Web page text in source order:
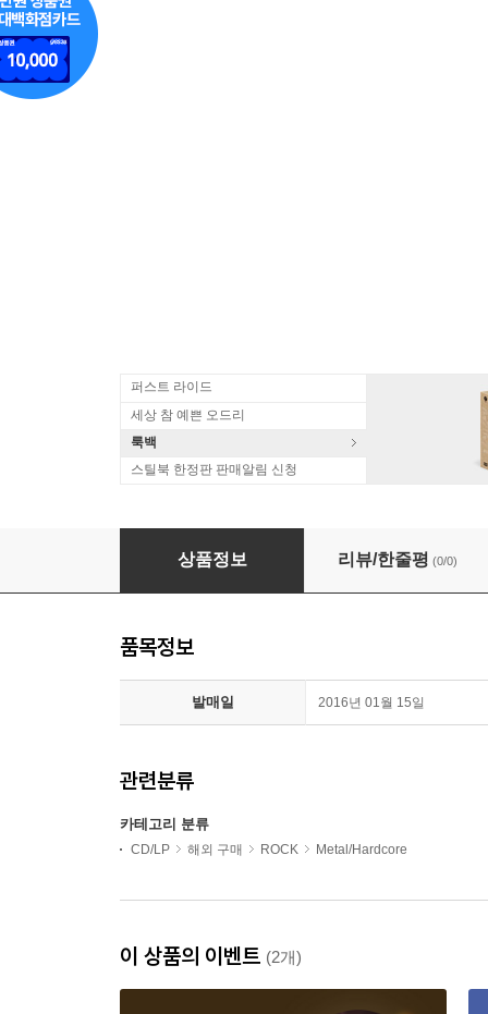
퍼스트 라이드
세상 참 예쁜 오드리
룩백
스틸북 한정판 판매알림 신청
Bon Jovi - Very Best Of Bon Jovi -
상품정보 리뷰/한줄평 (0/0)
품목정보
발매일 2016년 01월 15일
관련분류
카테고리 분류
CD/LP 해외 구매 ROCK Metal/Hardcore
이 상품의 이벤트 (2개)